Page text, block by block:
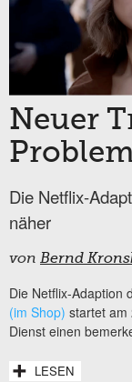
Neuer
Die Netflix-
näher
von Bernd
Die Netflix-Adaption
(im Shop) startet am
Dienst einen
LESEN